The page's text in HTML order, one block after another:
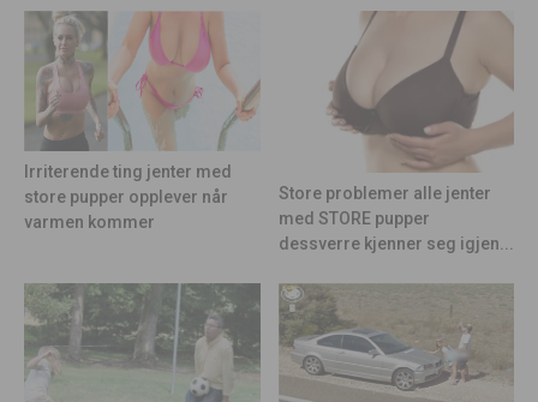
Irriterende ting jenter med
store pupper opplever når
varmen kommer
Store problemer alle jenter
med STORE pupper
dessverre kjenner seg igjen...